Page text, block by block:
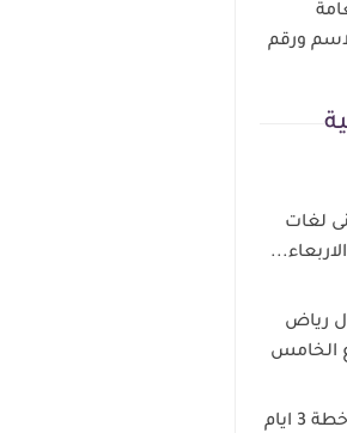
ورقم
لغات
رياض
الخامس
تحضير رياض اطفال خطة 3 ايام